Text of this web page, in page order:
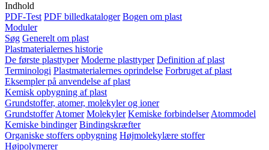
Indhold
PDF-Test PDF billedkataloger Bogen om plast
Moduler
Søg Generelt om plast
Plastmaterialernes historie
De første plasttyper Moderne plasttyper Definition af plast
Terminologi Plastmaterialernes oprindelse Forbruget af plast
Eksempler på anvendelse af plast
Kemisk opbygning af plast
Grundstoffer, atomer, molekyler og ioner
Grundstoffer Atomer Molekyler Kemiske forbindelser Atommodel
Kemiske bindinger Bindingskræfter
Organiske stoffers opbygning Højmolekylære stoffer
Højpolymerer